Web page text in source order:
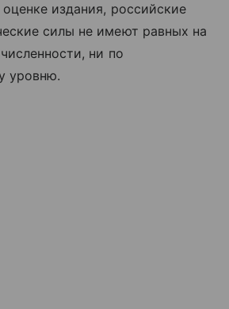
издания, российские
силы не имеют равных на
ни по
уровню.